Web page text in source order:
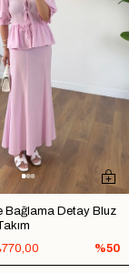
Bağlama Detay Bluz
%50